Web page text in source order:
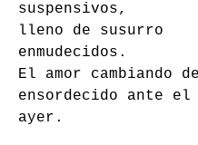
suspensivos,
lleno de susurro
enmudecidos.
El amor cambiando
ensordecido ante el
ayer.